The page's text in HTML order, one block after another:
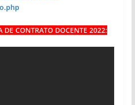
DE CONTRATO DOCENTE 2022: